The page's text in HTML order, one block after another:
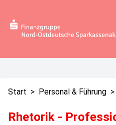
Start > Personal & Führung >
Rhetorik -